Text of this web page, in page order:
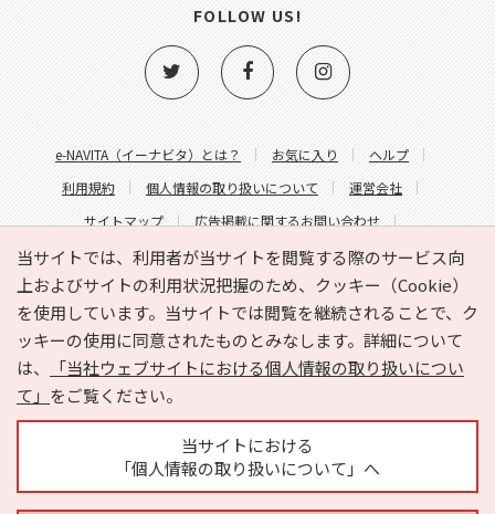
当サイトでは、利用者が当サイトを閲覧する際のサービス向
上およびサイトの利用状況把握のため、クッキー（Cookie）
を使用しています。当サイトでは閲覧を継続されることで、ク
ッキーの使用に同意されたものとみなします。詳細について
は、
「当社ウェブサイトにおける個人情報の取り扱いについ
て」 をご覧ください。
当サイトにおける
「個人情報の取り扱いについて」へ
e-NAVITA（イーナビタ）とは？ お気に入り
ヘルプ
利用規約
個人情報の取り扱いについて
運営会社
サイトマップ
広告掲載に関するお問い合わせ
サイトの内容に関するお問い合わせ
FOLLOW US!
Copyright © HYOJITO.Co.,Ltd. All Rights Reserved.